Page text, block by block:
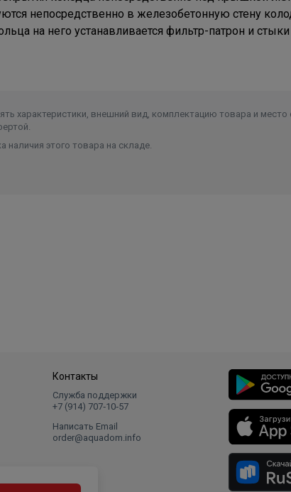
непосредственно в железобетонную стену
на него устанавливается фильтр-патрон и стыки
характеристики, внешний вид, комплектацию товара и место
этого товара на складе.
Контакты
Служба поддержки
+7 (914) 707‑10‑57
Написать Email
order@aquadom.info